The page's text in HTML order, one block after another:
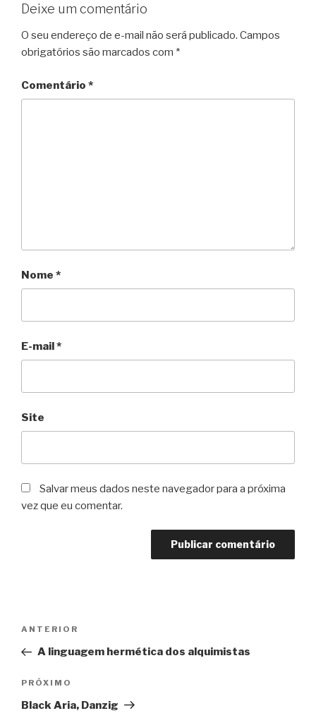
Deixe um comentário
O seu endereço de e-mail não será publicado. Campos
obrigatórios são marcados com *
Comentário *
Nome *
E-mail*
Site
Salvar meus dados neste navegador para a próxima
vez que eu comentar.
Post
Post
anterior
ANTERIOR
A linguagem hermética dos alquimistas
Próximo
post
PRÓXIMO
Black Aria, Danzig